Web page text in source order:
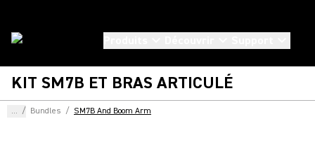
KIT SM7B ET BRAS ARTICULÉ
... / Bundles / SM7B And Boom Arm